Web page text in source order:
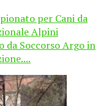
per Cani da
Alpini
da Soccorso Argo in